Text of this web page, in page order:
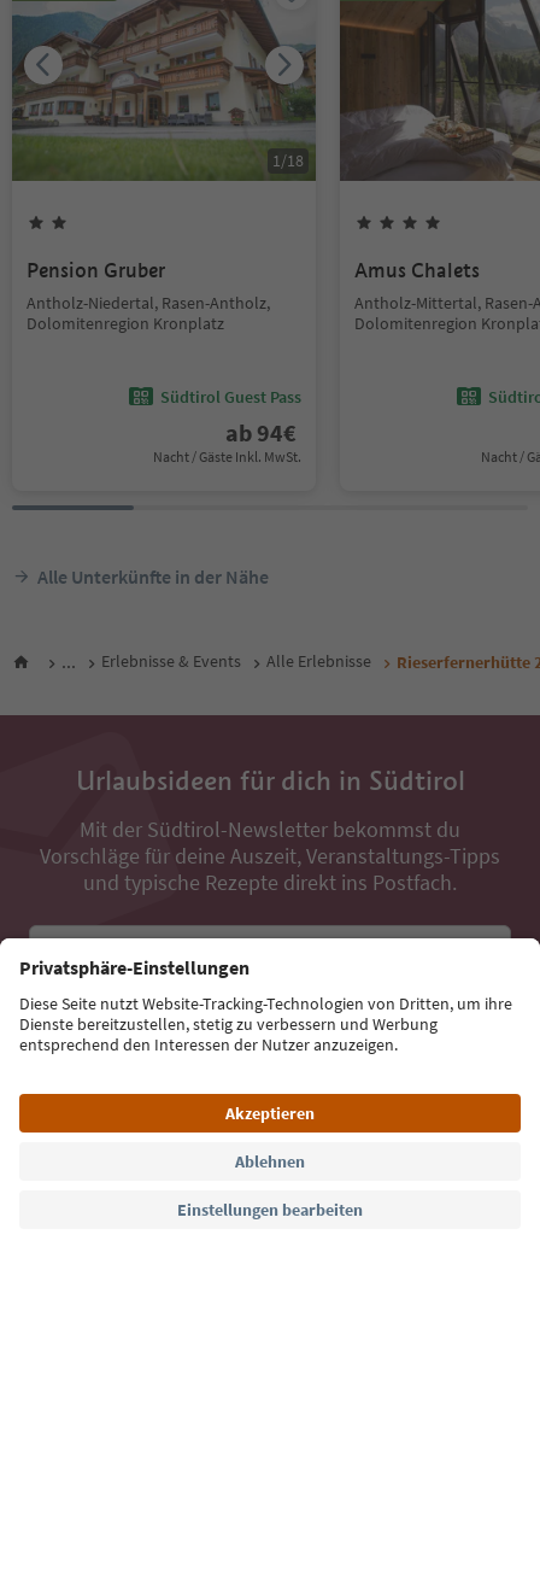
1/18
Pension Gruber
Antholz-Niedertal, Rasen-Antholz,
Dolomitenregion Kronplatz
Südtirol Guest Pass
ab 94€
Nacht / Gäste Inkl. MwSt.
Amus Chalets
Antholz-Mittertal, Rasen-
Dolomitenregion
Nacht /
Alle Unterkünfte in der Nähe
... Erlebnisse & Events Alle Erlebnisse Rieserfernerhütte
Urlaubsideen für dich in Südtirol
Mit der Südtirol-Newsletter bekommst du
Vorschläge für deine Auszeit, Veranstaltungs-Tipps
und typische Rezepte direkt ins Postfach.
Jetzt anmelden